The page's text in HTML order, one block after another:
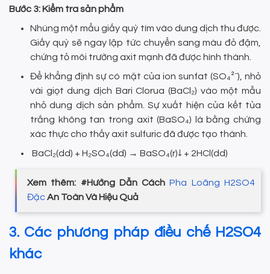
Bước 3: Kiểm tra sản phẩm
Nhúng một mẩu giấy quỳ tím vào dung dịch thu được.
Giấy quỳ sẽ ngay lập tức chuyển sang màu đỏ đậm,
chứng tỏ môi trường axit mạnh đã được hình thành.
Để khẳng định sự có mặt của ion sunfat (SO₄²⁻), nhỏ
vài giọt dung dịch Bari Clorua (BaCl₂) vào một mẫu
nhỏ dung dịch sản phẩm. Sự xuất hiện của kết tủa
trắng không tan trong axit (BaSO₄) là bằng chứng
xác thực cho thấy axit sulfuric đã được tạo thành.
BaCl₂(dd) + H₂SO₄(dd) → BaSO₄(r)↓ + 2HCl(dd)
Xem thêm: #Hướng Dẫn CáchPha Loãng H2SO4
ĐặcAn Toàn Và Hiệu Quả
3. Các phương pháp điều chế H2SO4
khác